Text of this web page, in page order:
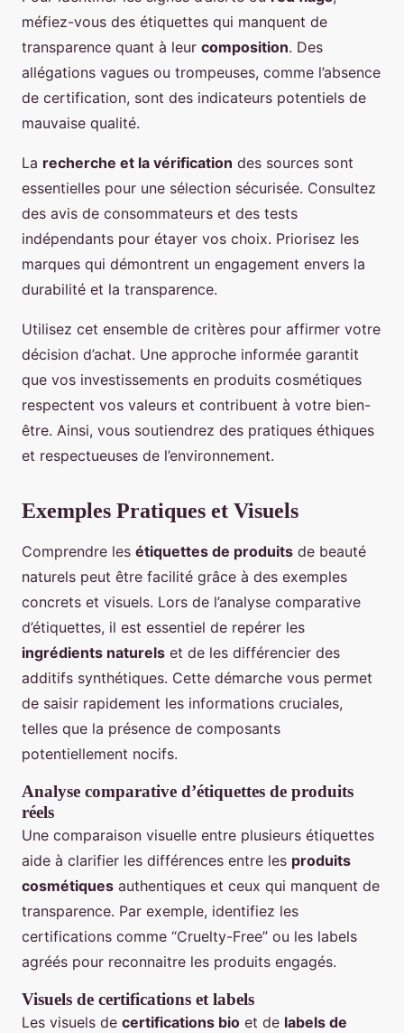
méfiez-vous des étiquettes qui manquent de
transparence quant à leur composition. Des
allégations vagues ou trompeuses, comme l’absence
de certification, sont des indicateurs potentiels de
mauvaise qualité.
La recherche et la vérification des sources sont
essentielles pour une sélection sécurisée. Consultez
des avis de consommateurs et des tests
indépendants pour étayer vos choix. Priorisez les
marques qui démontrent un engagement envers la
durabilité et la transparence.
Utilisez cet ensemble de critères pour affirmer votre
décision d’achat. Une approche informée garantit
que vos investissements en produits cosmétiques
respectent vos valeurs et contribuent à votre bien-
être. Ainsi, vous soutiendrez des pratiques éthiques
et respectueuses de l’environnement.
Exemples Pratiques et Visuels
Comprendre les étiquettes de produits de beauté
naturels peut être facilité grâce à des exemples
concrets et visuels. Lors de l’analyse comparative
d’étiquettes, il est essentiel de repérer les
ingrédients naturels et de les différencier des
additifs synthétiques. Cette démarche vous permet
de saisir rapidement les informations cruciales,
telles que la présence de composants
potentiellement nocifs.
Analyse comparative d’étiquettes de produits
réels
Une comparaison visuelle entre plusieurs étiquettes
aide à clarifier les différences entre les produits
cosmétiques authentiques et ceux qui manquent de
transparence. Par exemple, identifiez les
certifications comme “Cruelty-Free” ou les labels
agréés pour reconnaitre les produits engagés.
Visuels de certifications et labels
Les visuels de certifications bio et de labels de